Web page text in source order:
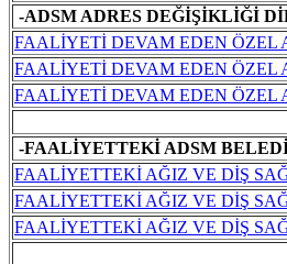
-ADSM ADRES DEĞİŞİKLİĞİ
FAALİYETİ DEVAM EDEN ÖZEL
FAALİYETİ DEVAM EDEN ÖZEL
FAALİYETİ DEVAM EDEN ÖZEL
-FAALİYETTEKİ ADSM
FAALİYETTEKİ AĞIZ VE DİŞ
FAALİYETTEKİ AĞIZ VE DİŞ
FAALİYETTEKİ AĞIZ VE DİŞ